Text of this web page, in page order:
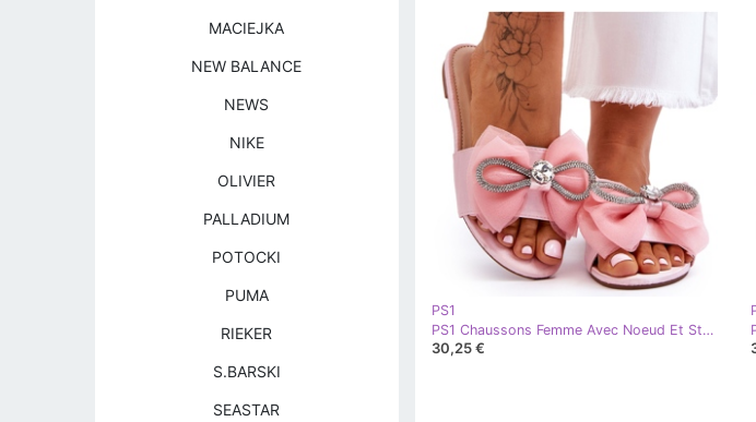
PS1
PS1 Chaussons Femme Avec Noeud Et Strass Rose Jolene
30,25 €
MACIEJKA
NEW BALANCE
NEWS
NIKE
OLIVIER
PALLADIUM
POTOCKI
PUMA
RIEKER
S.BARSKI
SEASTAR